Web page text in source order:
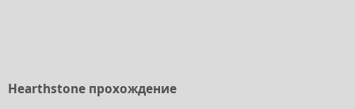
Hearthstone прохождение